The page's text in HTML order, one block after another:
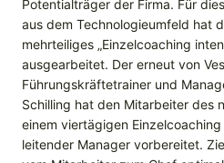
Potentialträger der Firma. Für
aus dem Technologieumfeld hat
mehrteiliges „Einzelcoaching
ausgearbeitet. Der erneut von
Führungskräftetrainer und
Schilling hat den Mitarbeiter des
einem viertägigen
leitender Manager vorbereitet.